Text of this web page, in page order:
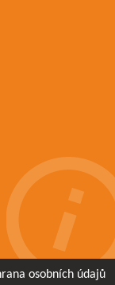
osobních údajů